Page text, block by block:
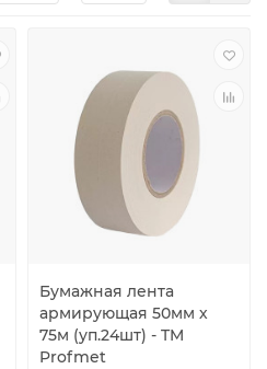
Бумажная лента
армирующая 50мм х
75м (уп.24шт) - TM
Profmet